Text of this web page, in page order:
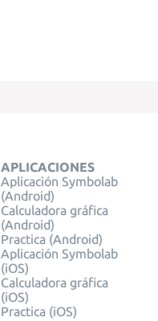
APLICACIONES
Aplicación Symbolab
(Android)
Calculadora gráfica
(Android)
Practica (Android)
Aplicación Symbolab
(iOS)
Calculadora gráfica
(iOS)
Practica (iOS)